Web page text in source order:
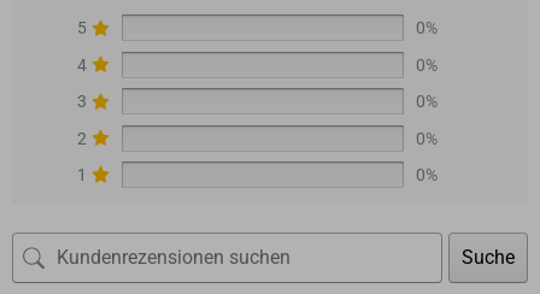
5
0%
4
0%
3
0%
2
0%
1
0%
Suche